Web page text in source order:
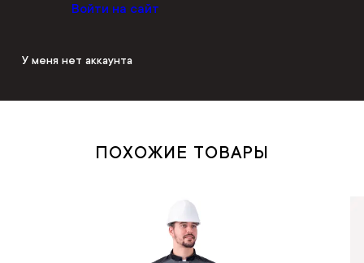
Войти на сайт
У меня нет аккаунта
ПОХОЖИЕ ТОВАРЫ